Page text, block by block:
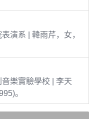
演系 | 韓雨芹，女，
樂實驗學校 | 李天
。